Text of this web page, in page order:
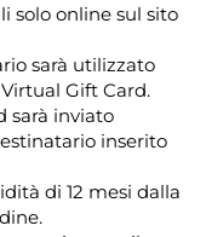
solo online sul sito
sarà utilizzato
Gift Card.
sarà inviato
inserito
di 12 mesi dalla